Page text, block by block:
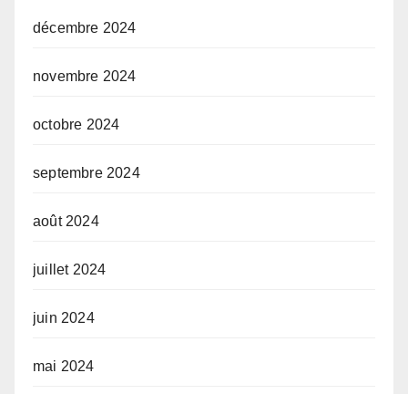
décembre 2024
novembre 2024
octobre 2024
septembre 2024
août 2024
juillet 2024
juin 2024
mai 2024